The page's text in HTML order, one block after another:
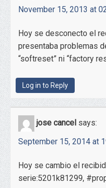
November 15, 2013 at
Hoy se desconecto el
presentaba problemas
“softreset” ni “factory
Log in to Reply
jose cancel says:
September 15, 2014 at
Hoy se cambio el
serie:5201k81299,